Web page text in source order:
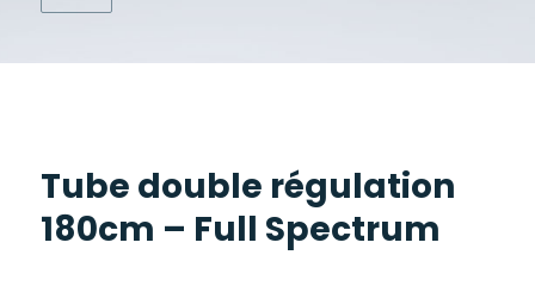
Tube double régulation
180cm – Full Spectrum